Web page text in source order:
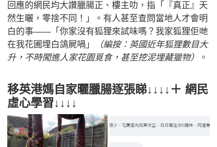
回應的網民均大讚臘腸正、樓主叻，指「『真正』天
然生曬，零捨不同！」。有人甚至查問當地人才會明
白的事——「你家沒有狐狸來試味嗎？我家狐狸佢哋
在我花圃埋白鴿屍喎」
（編按：英國近年狐狸數目大
升，不時闖進人家花園覓食，甚至挖泥埋藏獵物）
。
移英港媽自家曬臘腸逐張睇↓↓↓↓＋ 網民
虛心學習↓↓↓↓